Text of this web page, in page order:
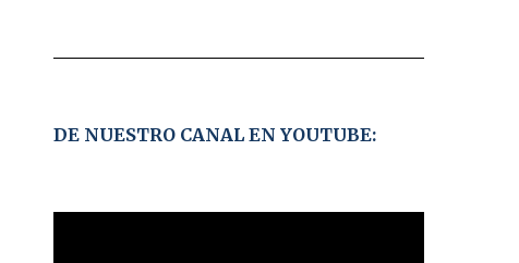
DE NUESTRO CANAL EN YOUTUBE: